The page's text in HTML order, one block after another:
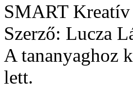
SMART
Szerző: Lucza
A tananyaghoz
lett.